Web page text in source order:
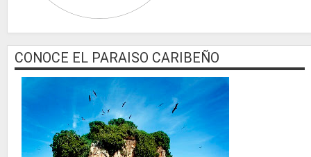
CONOCE EL PARAISO CARIBEÑO